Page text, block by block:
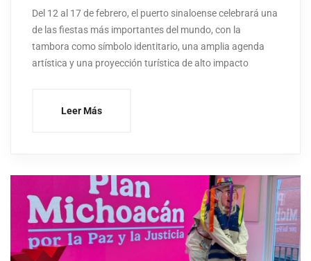
Del 12 al 17 de febrero, el puerto sinaloense celebrará una
de las fiestas más importantes del mundo, con la
tambora como símbolo identitario, una amplia agenda
artística y una proyección turística de alto impacto
Leer Más